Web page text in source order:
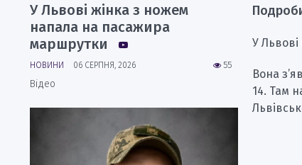
У
Вона
14. Там
У Львові жінка з ножем
напала на пасажира
маршрутки
55
НОВИНИ 06 СЕРПНЯ, 2026
Відео